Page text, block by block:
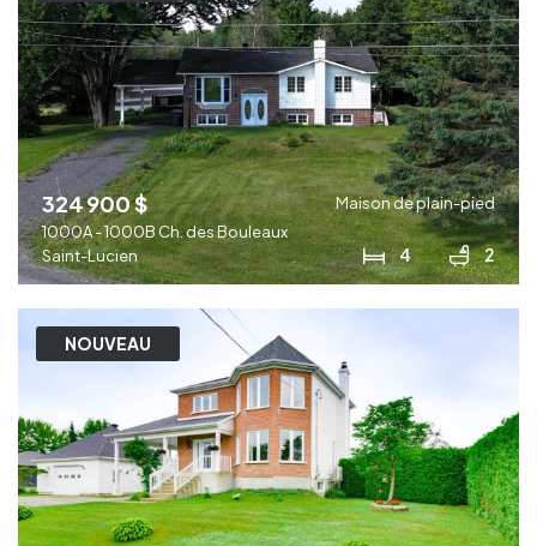
324 900 $
Maison de plain-pied
1000A - 1000B Ch. des Bouleaux
Saint-Lucien
4 2
NOUVEAU